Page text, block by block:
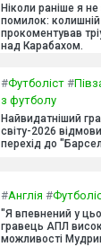
Ніколи раніше я не
помилок:
прокоментував
над Карабахом.
#Футболіст #
з футболу
Найвидатніший
світу-2026
перехід до
#Англія #
"Я впевнений у
гравець АПЛ
можливості